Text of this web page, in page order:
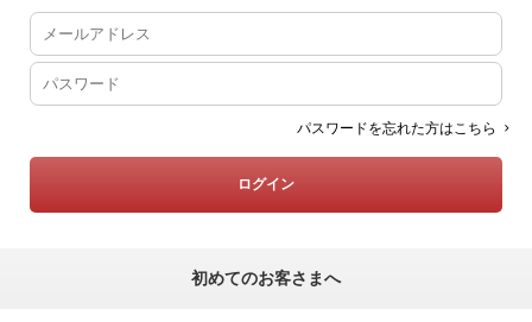
パスワードを忘れた方はこちら
初めてのお客さまへ